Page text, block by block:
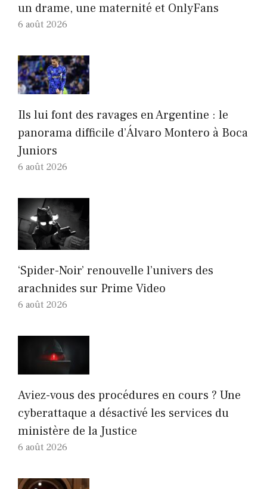
un drame, une maternité et OnlyFans
6 août 2026
Ils lui font des ravages en Argentine : le
panorama difficile d’Álvaro Montero à Boca
Juniors
6 août 2026
‘Spider-Noir’ renouvelle l’univers des
arachnides sur Prime Video
6 août 2026
Aviez-vous des procédures en cours ? Une
cyberattaque a désactivé les services du
ministère de la Justice
6 août 2026